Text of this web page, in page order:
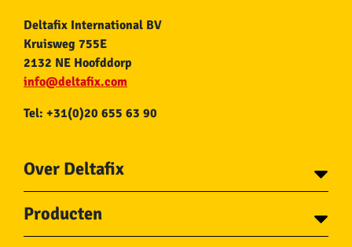
Deltafix International BV
Kruisweg 755E
2132 NE Hoofddorp
info@deltafix.com
Tel: +31(0)20 655 63 90
Over Deltafix
Voor gemeentes
Over Deltafix
Producten